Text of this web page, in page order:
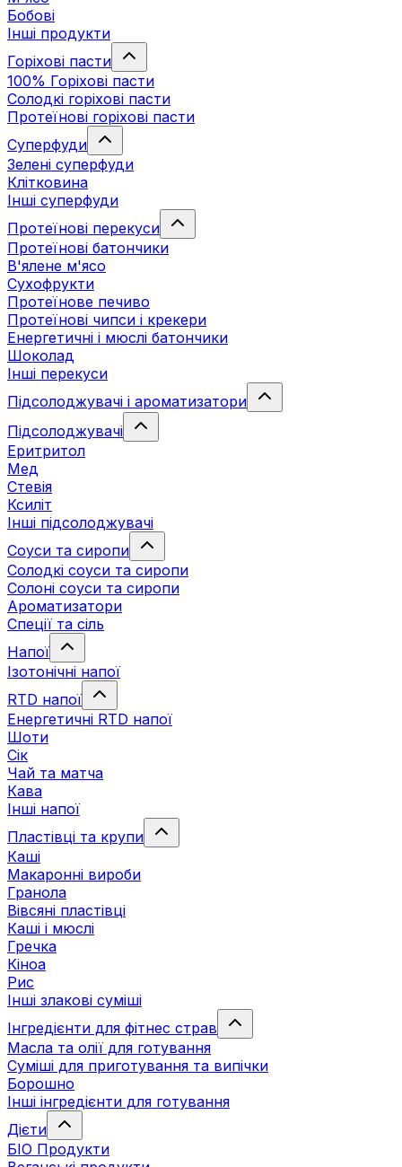
Бобові
Інші продукти
Горіхові пасти
100% Горіхові пасти
Солодкі горіхові пасти
Протеїнові горіхові пасти
Суперфуди
Зелені суперфуди
Клітковина
Інші суперфуди
Протеїнові перекуси
Протеїнові батончики
В'ялене м'ясо
Сухофрукти
Протеїнове печиво
Протеїнові чипси і крекери
Енергетичні і мюслі батончики
Шоколад
Інші перекуси
Підсолоджувачі і ароматизатори
Підсолоджувачі
Еритритол
Мед
Стевія
Ксиліт
Інші підсолоджувачі
Соуси та сиропи
Солодкі соуси та сиропи
Солоні соуси та сиропи
Ароматизатори
Спеції та сіль
Напої
Ізотонічні напої
RTD напої
Енергетичні RTD напої
Шоти
Сік
Чай та матча
Кава
Інші напої
Пластівці та крупи
Каші
Макаронні вироби
Гранола
Вівсяні пластівці
Каші і мюслі
Гречка
Кіноа
Рис
Інші злакові суміші
Інгредієнти для фітнес страв
Масла та олії для готування
Суміші для приготування та випічки
Борошно
Інші інгредієнти для готування
Дієти
БІО Продукти